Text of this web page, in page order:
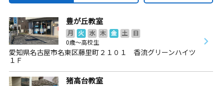
豊が丘教室
月 火 水 木 金 土
日
0歳～高校生
愛知県名古屋市名東区藤里町２１０１ 香流グリーンハイツ
１Ｆ
猪高台教室